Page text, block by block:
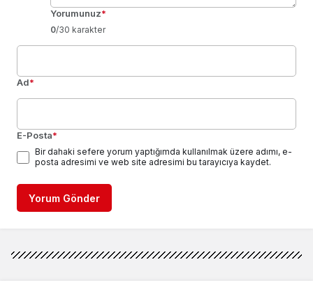
Yorumunuz*
0/30 karakter
Ad*
E-Posta*
Bir dahaki sefere yorum yaptığımda kullanılmak üzere adımı, e-
posta adresimi ve web site adresimi bu tarayıcıya kaydet.
Yorum Gönder